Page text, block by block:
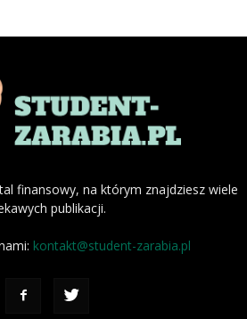
finansowy, na którym znajdziesz wiele
publikacji.
kontakt@student-zarabia.pl